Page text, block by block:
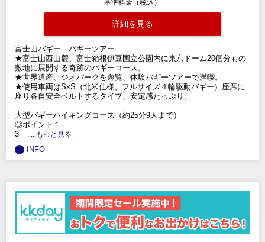
基準料金（税込）
詳細を見る
富士山バギー バギーツアー
★富士山西山麓、富士箱根伊豆国立公園内に東京ドーム20個分もの
敷地に展開する奇跡のバギーコース。
★世界遺産、ジオパークを遊覧、体験バギーツアーで満喫。
★使用車両はSxS（北米仕様、フルサイズ４輪駆動バギー）座席に
座り各自安全ベルトするタイプ、安定感たっぷり。
大型バギーハイキングコース（約25分9人まで）
◎ポイント１
3
.....もっと見る
INFO